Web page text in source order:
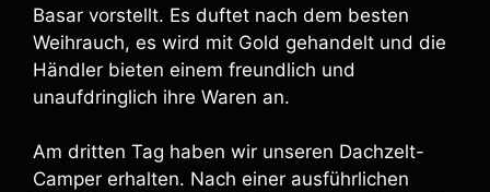
Basar vorstellt. Es duftet nach dem besten
Weihrauch, es wird mit Gold gehandelt und die
Händler bieten einem freundlich und
unaufdringlich ihre Waren an.
Am dritten Tag haben wir unseren Dachzelt-
Camper erhalten. Nach einer ausführlichen